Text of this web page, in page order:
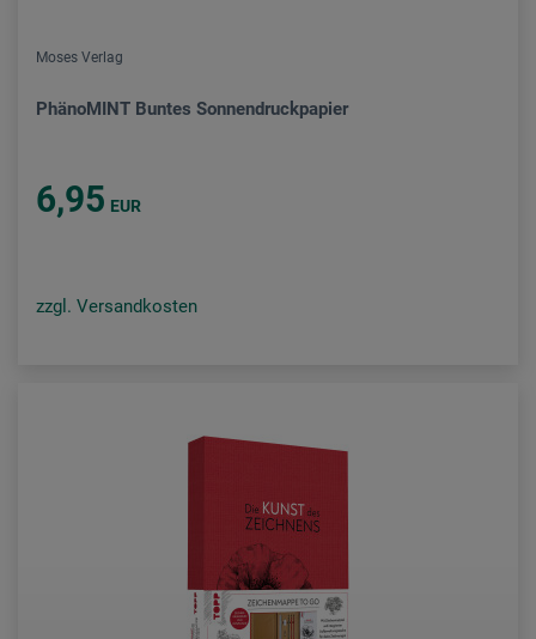
Moses Verlag
PhänoMINT Buntes Sonnendruckpapier
6,95 EUR
zzgl. Versandkosten